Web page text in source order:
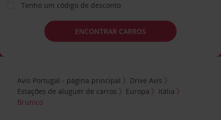
Tenho um código de desconto
ENCONTRAR CARROS
Avis Portugal - página principal
Drive Avis
Estações de aluguer de carros
Europa
Itália
Brunico